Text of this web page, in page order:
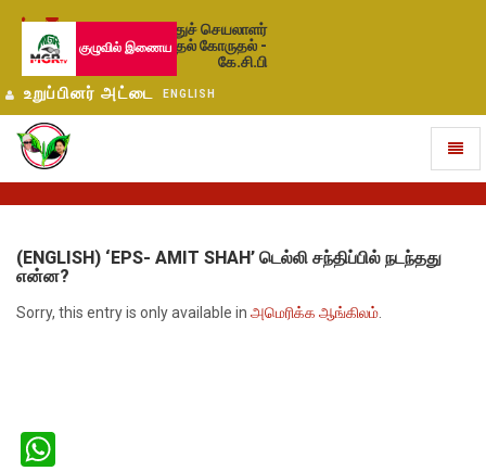
பொதுச் செயலாளர்
தேர்தல் கோருதல் -
கே.சி.பி
உறுப்பினர் அட்டை ENGLISH
(ENGLISH) ‘EPS- AMIT SHAH’ டெல்லி சந்திப்பில் நடந்தது
என்ன?
Sorry, this entry is only available in அமெரிக்க ஆங்கிலம்
குழுவில் இணைய